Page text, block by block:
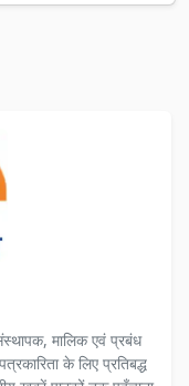
मालिक एवं प्रबंध
के लिए प्रतिबद्ध